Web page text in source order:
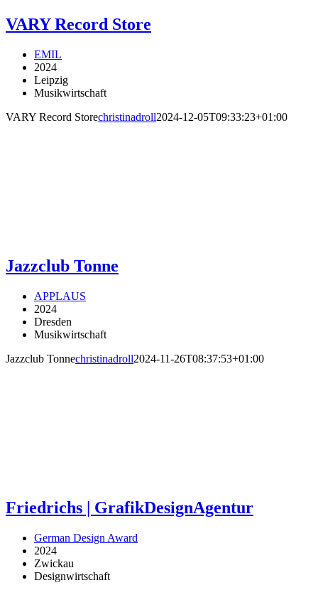
VARY Record Store
EMIL
2024
Leipzig
Musikwirtschaft
VARY Record Storechristinadroll2024-12-05T09:33:23+01:00
Jazzclub Tonne
APPLAUS
2024
Dresden
Musikwirtschaft
Jazzclub Tonnechristinadroll2024-11-26T08:37:53+01:00
Friedrichs | GrafikDesignAgentur
German Design Award
2024
Zwickau
Designwirtschaft